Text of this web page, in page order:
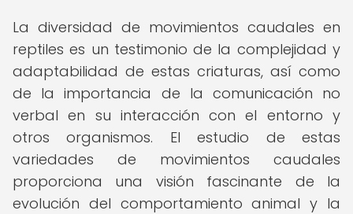
La diversidad de movimientos caudales en
reptiles es un testimonio de la complejidad y
adaptabilidad de estas criaturas, así como
de la importancia de la comunicación no
verbal en su interacción con el entorno y
otros organismos. El estudio de estas
variedades de movimientos caudales
proporciona una visión fascinante de la
evolución del comportamiento animal y la